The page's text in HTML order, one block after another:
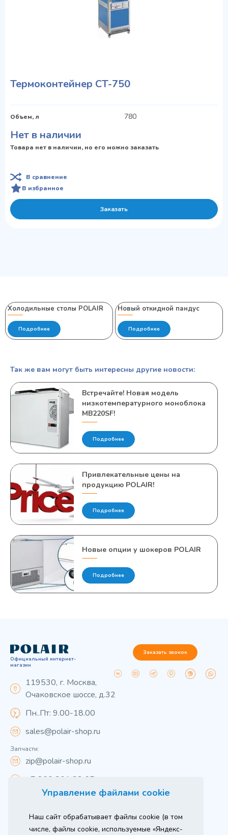
Управление файлами cookie
Наш сайт обрабатывает файлы cookie (в том
числе, файлы cookie, используемые «Яндекс-
Термоконтейнер CT-750
Объем, л 780
Нет в наличии
Товара нет в наличии, но его можно заказать
В сравнение
В избранное
Заказать
Холодильные столы POLAIR
Подробнее
Новый откидной пандус
Подробнее
Так же вам могут быть интересны другие новости:
Встречайте! Новая модель
низкотемпературного моноблока
MB220SF!
Подробнее
Привлекательные цены на
продукцию POLAIR!
Подробнее
Новые опции у шокеров POLAIR
Подробнее
Официальный интернет-
магазин
119530, г. Москва,
Очаковское шоссе, д.32
Пн..Пт: 9.00-18.00
sales@polair-shop.ru
Запчасти:
zip@polair-shop.ru
+7 800 301 33 65
Заказать звонок
Вся информация на сайте о товарах носит
справочный характер и не является публичной
офертой в соответствии с пунктом 2 статьи 437 ГК РФ.